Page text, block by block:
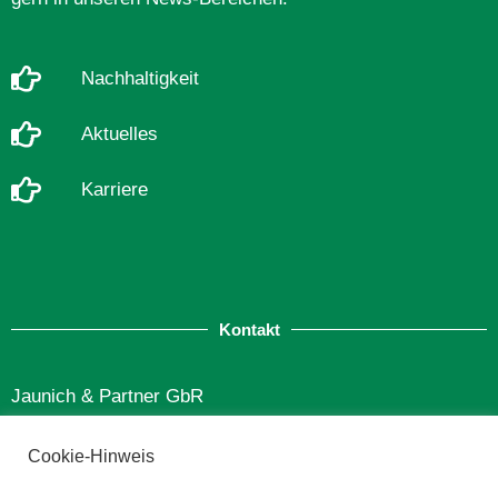
Nachhaltigkeit
Aktuelles
Karriere
Kontakt
Jaunich & Partner GbR
Cookie-Hinweis